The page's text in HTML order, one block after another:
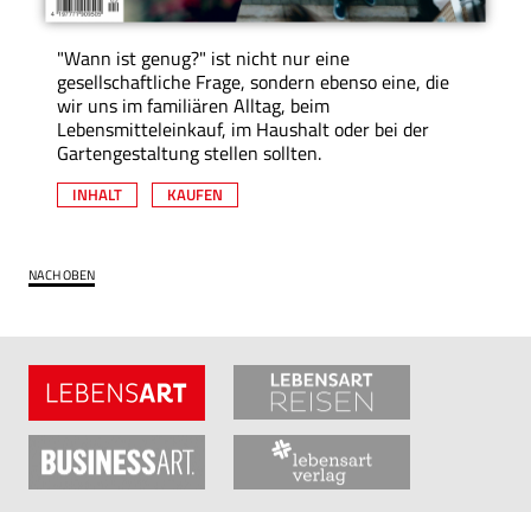
"Wann ist genug?" ist nicht nur eine
gesellschaftliche Frage, sondern ebenso eine, die
wir uns im familiären Alltag, beim
Lebensmitteleinkauf, im Haushalt oder bei der
Gartengestaltung stellen sollten.
INHALT KAUFEN
NACH OBEN